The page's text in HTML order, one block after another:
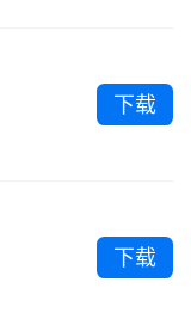
下载
下载